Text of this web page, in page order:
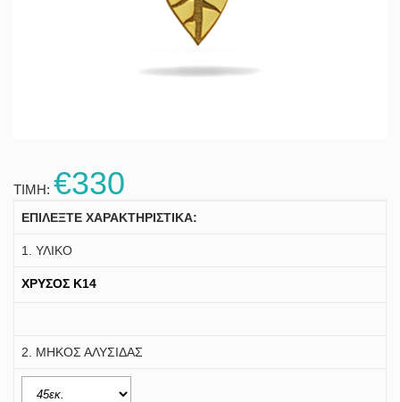
ΤΙΜΗ: €330
ΕΠΙΛΕΞΤΕ ΧΑΡΑΚΤΗΡΙΣΤΙΚΑ:
1. ΥΛΙΚΟ
ΧΡΥΣΟΣ K14
2. ΜΗΚΟΣ ΑΛΥΣΙΔΑΣ